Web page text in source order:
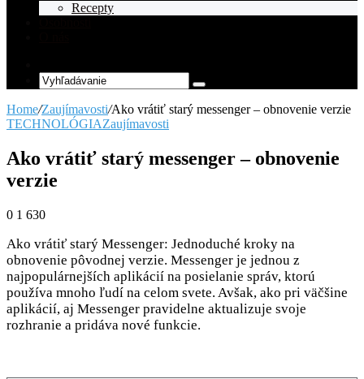
Recepty
Article
Vyhľadávanie
Home/Zaujímavosti/Ako vrátiť starý messenger – obnovenie verzie
TECHNOLÓGIAZaujímavosti
Ako vrátiť starý messenger – obnovenie
verzie
0 1 630
Ako vrátiť starý Messenger: Jednoduché kroky na
obnovenie pôvodnej verzie. Messenger je jednou z
najpopulárnejších aplikácií na posielanie správ, ktorú
používa mnoho ľudí na celom svete. Avšak, ako pri väčšine
aplikácií, aj Messenger pravidelne aktualizuje svoje
rozhranie a pridáva nové funkcie.